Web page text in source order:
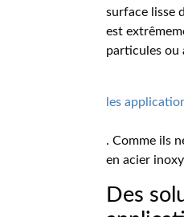
surface lisse
est
particules ou
les
. Comme ils
en acier
Des